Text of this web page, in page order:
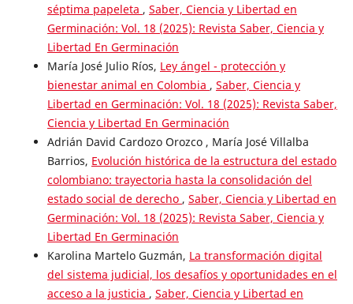
séptima papeleta , Saber, Ciencia y Libertad en
Germinación: Vol. 18 (2025): Revista Saber, Ciencia y
Libertad En Germinación
María José Julio Ríos, Ley ángel - protección y
bienestar animal en Colombia , Saber, Ciencia y
Libertad en Germinación: Vol. 18 (2025): Revista Saber,
Ciencia y Libertad En Germinación
Adrián David Cardozo Orozco , María José Villalba
Barrios, Evolución histórica de la estructura del estado
colombiano: trayectoria hasta la consolidación del
estado social de derecho , Saber, Ciencia y Libertad en
Germinación: Vol. 18 (2025): Revista Saber, Ciencia y
Libertad En Germinación
Karolina Martelo Guzmán, La transformación digital
del sistema judicial, los desafíos y oportunidades en el
acceso a la justicia , Saber, Ciencia y Libertad en